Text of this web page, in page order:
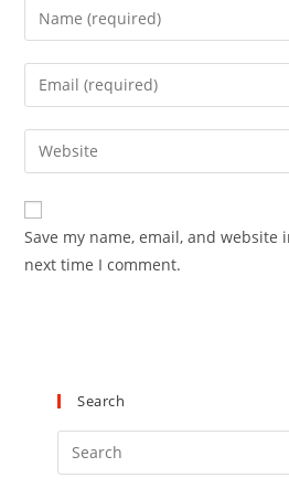
Save my name, email, and
next time I comment.
Search